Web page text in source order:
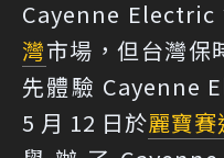
Cayenne Electric
灣市場，但台灣保
先體驗 Cayenne
5 月 12 日於麗寶賽